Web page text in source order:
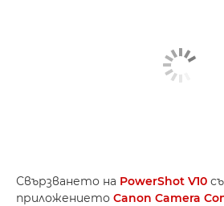
Свързването на PowerShot V10
приложението Canon Camera